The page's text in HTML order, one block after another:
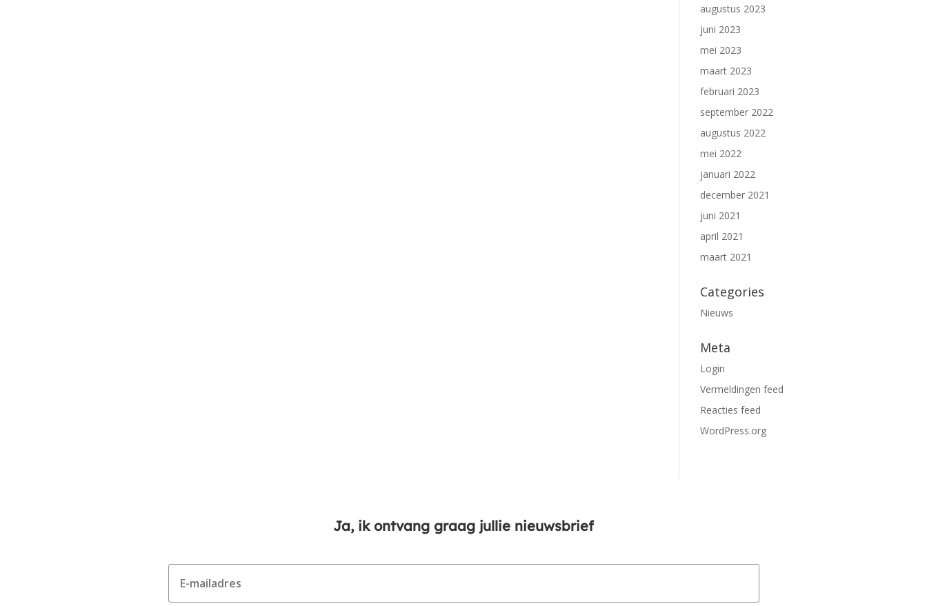
augustus 2023
juni 2023
mei 2023
maart 2023
februari 2023
september 2022
augustus 2022
mei 2022
januari 2022
december 2021
juni 2021
april 2021
maart 2021
Categories
Nieuws
Meta
Login
Vermeldingen feed
Reacties feed
WordPress.org
Ja, ik ontvang graag jullie nieuwsbrief